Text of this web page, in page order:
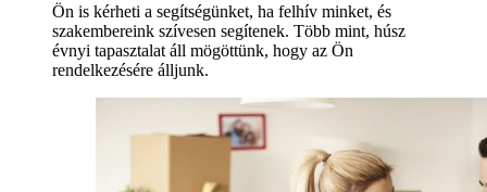
Ön is kérheti a segítségünket, ha felhív minket, és
szakembereink szívesen segítenek. Több mint, húsz
évnyi tapasztalat áll mögöttünk, hogy az Ön
rendelkezésére álljunk.